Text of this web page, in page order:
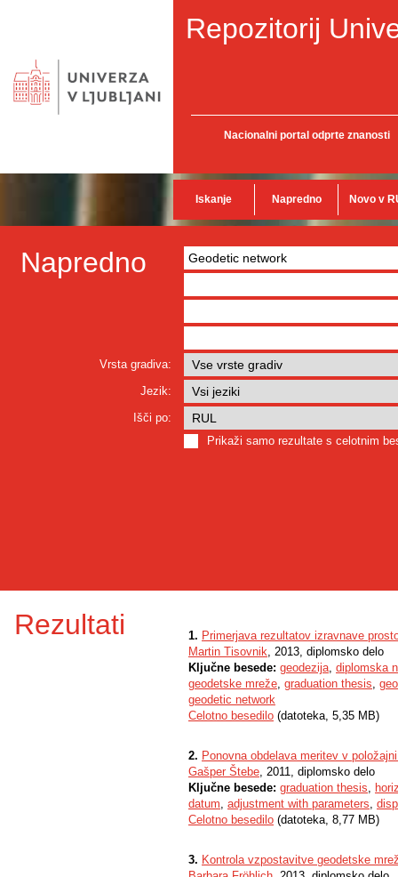
Repozitorij
Nacionalni portal odprte znanosti
Iskanje Napredno Novo v
Napredno
Vrsta gradiva:
Jezik:
Išči po:
Prikaži samo rezultate s celotnim
Rezultati 1. Primerjava rezultatov izravnave
Martin Tisovnik, 2013, diplomsko delo
Ključne besede: geodezija, diplomska
geodetske mreže, graduation thesis,
geodetic network
Celotno besedilo (datoteka, 5,35 MB)
2. Ponovna obdelava meritev v
Gašper Štebe, 2011, diplomsko delo
Ključne besede: graduation thesis,
datum, adjustment with parameters,
Celotno besedilo (datoteka, 8,77 MB)
3. Kontrola vzpostavitve geodetske